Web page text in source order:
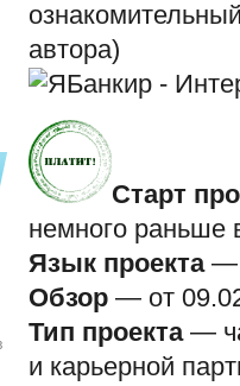
автора)
Старт
немного раньше
Язык проекта—
Обзор — от
Тип проекта—
и карьерной